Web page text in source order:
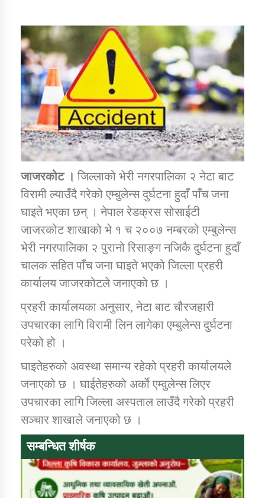
डिभिजन कार्यालय जुम्लाको सुचना सन्देश
कर्णाली प्रविधि शिक्षालय जुम्लाको सुचना
सामाजिक बिकास कार्यालय जुम्लाकाे सुचना
कार्यक्रम कार्यान्वयन एकाई जुम्लाको सुचना
कर्णाली प्राविधि शिक्षालय जुम्लाको सुचना
जाजरकोट । जिल्लाको भेरी नगरपालिका २ नेटा बाट
विरामी ल्याउँदै गरेको एम्बुलेन्स दुर्घटना हुदाँ पाँच जना
घाइते भएका छन् । नेपाल रेडक्रस सोसाईटी
जाजरकोट शाखाको भे १ च २००७ नम्बरको एम्बुलेन्स
भेरी नगरपालिका २ पुरानो रिसाङ्ग नजिकै दुर्घटना हुदाँ
चालक सहित पाँच जना घाइते भएको जिल्ला प्रहरी
कार्यालय जाजरकोटले जनाएको छ ।
प्रहरी कार्यालयका अनुसार, नेटा बाट चौरजहारी
उपचारका लागि विरामी लिन लागेका एम्बुलेन्स दुर्घटना
परेको हो ।
घाइतेहरुको अवस्था समान्य रहेको प्रहरी कार्यालयले
जनाएको छ । घाईतेहरुको अर्काे एम्वुलेन्स लिएर
उपचारका लागि जिल्ला अस्पताल लाउँदै गरेको प्रहरी
सञ्चार शाखाले जनाएको छ ।
सम्बन्धित शीर्षक